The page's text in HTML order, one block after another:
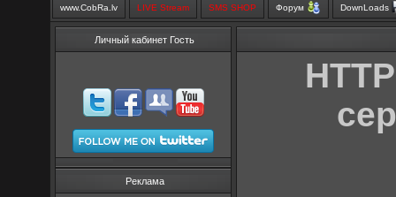
www.CobRa.lv LIVE Stream SMS SHOP Форум DownLoads
Личный кабинет Гость
Реклама